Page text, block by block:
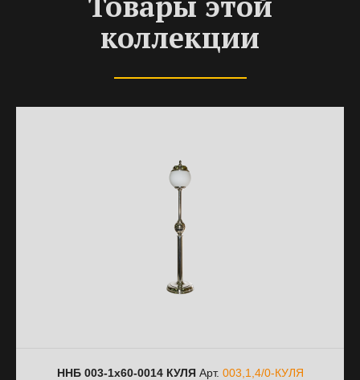
коллекции
ННБ 003-1х60-0014 КУЛЯАрт. 003,1,4/0-КУЛЯ